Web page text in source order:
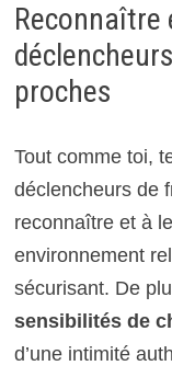
Reconnaître
proches
Tout comme toi,
déclencheurs de
reconnaître et à
environnement
sécurisant. De
sensibilités de
d’une intimité